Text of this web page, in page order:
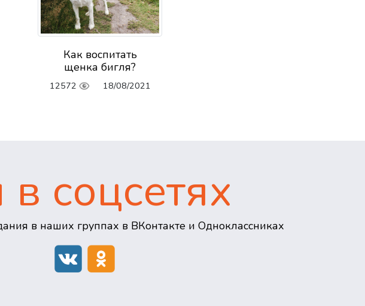
Как воспитать
щенка бигля?
12572 18/08/2021
соцсетях
в наших группах в ВКонтакте и Одноклассниках